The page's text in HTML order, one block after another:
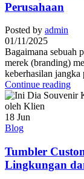
Perusahaan
Posted by admin
01/11/2025
Bagaimana sebuah
merek (branding)
keberhasilan jangka
Continue reading
18 Jun
Blog
Tumbler
Lingkungan